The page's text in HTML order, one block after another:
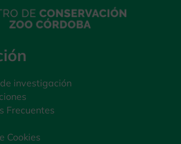
investigación
Frecuentes
Cookies